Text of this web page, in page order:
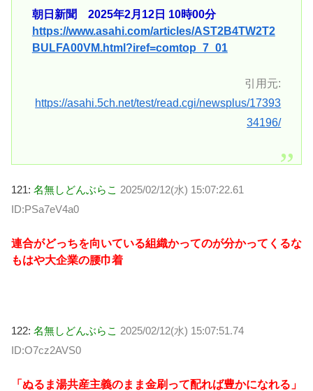
朝日新聞 2025年2月12日 10時00分
https://www.asahi.com/articles/AST2B4TW2T2
BULFA00VM.html?iref=comtop_7_01
引用元:
https://asahi.5ch.net/test/read.cgi/newsplus/17393
34196/
121: 名無しどんぶらこ 2025/02/12(水) 15:07:22.61
ID:PSa7eV4a0
連合がどっちを向いている組織かってのが分かってくるな
もはや大企業の腰巾着
122: 名無しどんぶらこ 2025/02/12(水) 15:07:51.74
ID:O7cz2AVS0
「ぬるま湯共産主義のまま金刷って配れば豊かになれる」